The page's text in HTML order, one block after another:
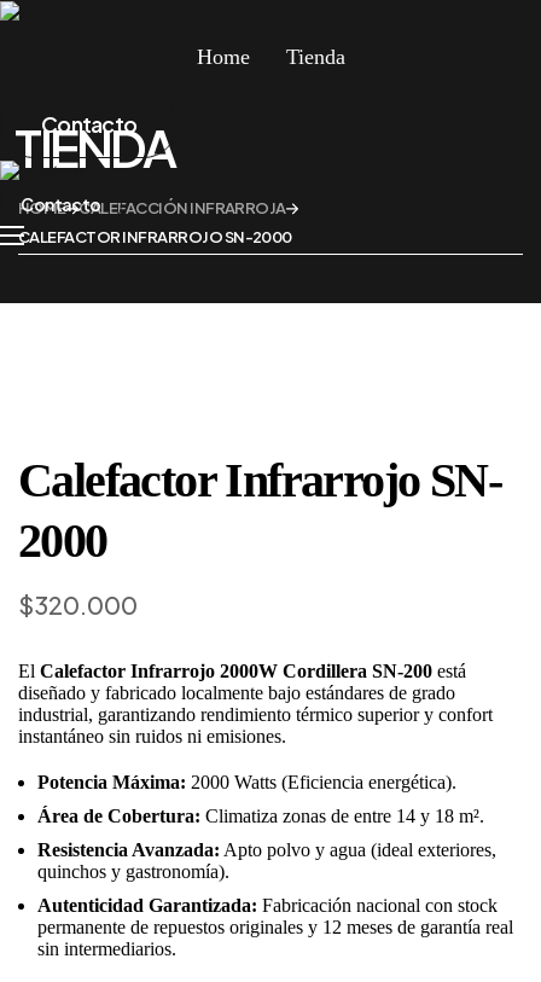
Home Tienda
Contacto
Contacto
Home
Tienda
TIENDA
HOME
CALEFACCIÓN INFRARROJA
CALEFACTOR INFRARROJO SN-2000
Calefactor Infrarrojo SN-
2000
$320.000
El Calefactor Infrarrojo 2000W Cordillera SN-200 está
diseñado y fabricado localmente bajo estándares de grado
industrial, garantizando rendimiento térmico superior y confort
instantáneo sin ruidos ni emisiones.
Potencia Máxima: 2000 Watts (Eficiencia energética).
Área de Cobertura: Climatiza zonas de entre 14 y 18 m².
Resistencia Avanzada: Apto polvo y agua (ideal exteriores,
quinchos y gastronomía).
Autenticidad Garantizada: Fabricación nacional con stock
permanente de repuestos originales y 12 meses de garantía real
sin intermediarios.